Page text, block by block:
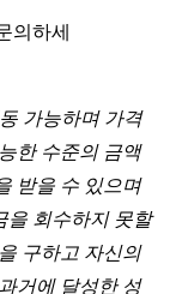
의하세
가능하며 가격
한 수준의 금액
받을 수 있으며
을 회수하지 못할
구하고 자신의
과거에 달성한 성